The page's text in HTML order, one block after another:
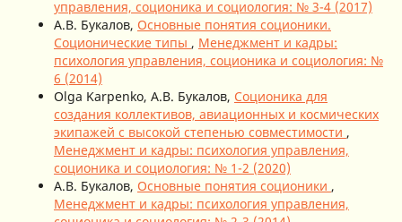
управления, соционика и социология: № 3-4 (2017)
А.В. Букалов, Основные понятия соционики.
Соционические типы , Менеджмент и кадры:
психология управления, соционика и социология: №
6 (2014)
Olga Karpenko, А.В. Букалов, Соционика для
создания коллективов, авиационных и космических
экипажей с высокой степенью совместимости ,
Менеджмент и кадры: психология управления,
соционика и социология: № 1-2 (2020)
А.В. Букалов, Основные понятия соционики ,
Менеджмент и кадры: психология управления,